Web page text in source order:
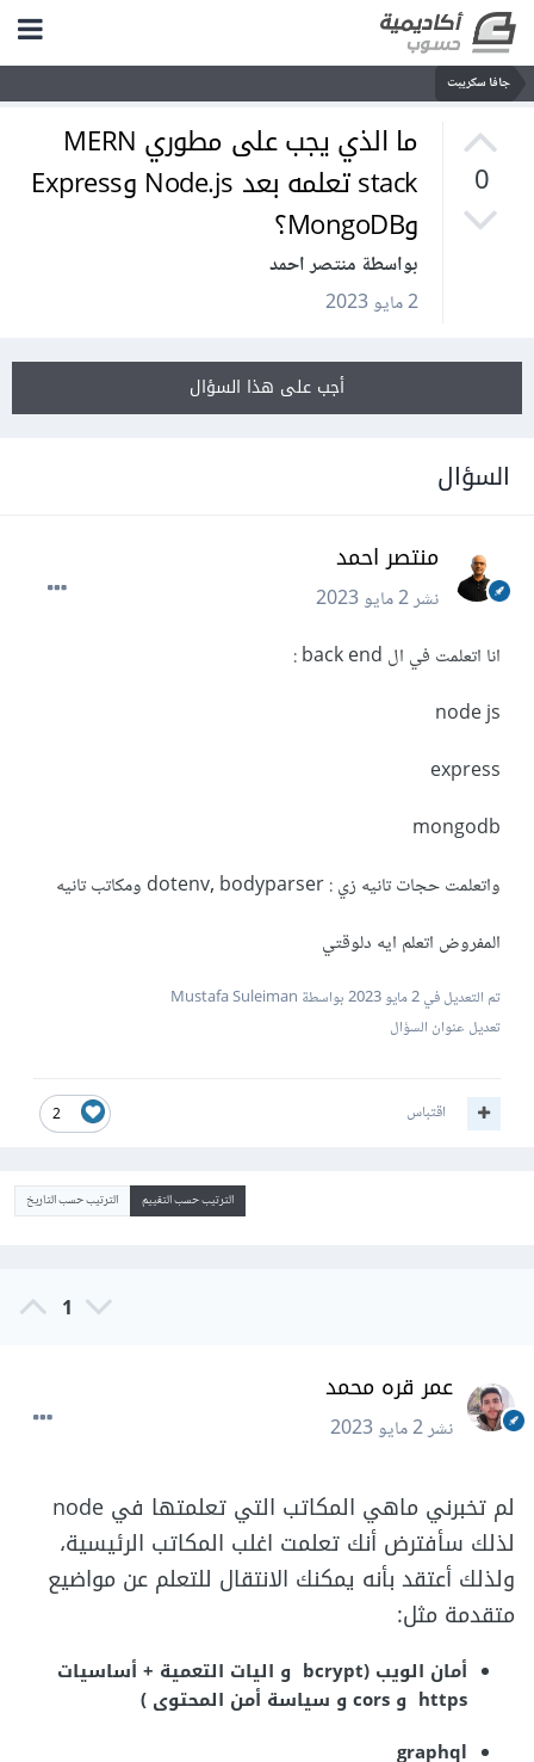
جافا سكريبت
0
ما الذي يجب على مطوري MERN
stack تعلمه بعد Node.js وExpress
وMongoDB؟
بواسطة منتصر احمد
2 مايو 2023
أجب على هذا السؤال
السؤال
منتصر احمد
نشر2 مايو 2023
انا اتعلمت في ال back end
node js
express
mongodb
واتعلمت حجات تانيه زي : dotenv, bodyparser ومكاتب تانيه
المفروض اتعلم ايه دلوقتي
تم التعديل في2 مايو 2023
بواسطة Mustafa Suleiman
تعديل عنوان السؤال
2 اقتباس
الترتيب حسب التقييم الترتيب حسب التاريخ
1
عمر قره محمد
نشر2 مايو 2023
لم تخبرني ماهي المكاتب التي تعلمتها في node
لذلك سأفترض أنك تعلمت اغلب المكاتب الرئيسية،
ولذلك أعتقد بأنه يمكنك الانتقال للتعلم عن مواضيع
متقدمة مثل:
أمان الويب (bcrypt و اليات التعمية + أساسيات
https و cors و سياسة أمن المحتوى )
graphql